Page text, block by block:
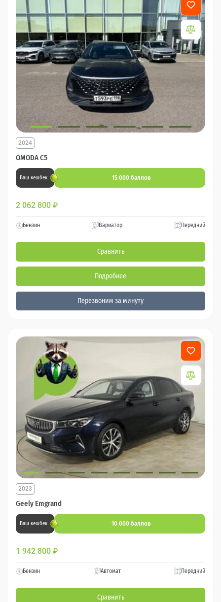
OMODA C5
2024
Ваш кешбек 15 000 баллов
2 062 800 ₽
Бензин Вариатор Передний
Сравнить
Подробнее
Перезвоним за минуту
Geely Emgrand
2023
Ваш кешбек 10 000 баллов
1 942 800 ₽
Бензин Автомат Передний
Сравнить